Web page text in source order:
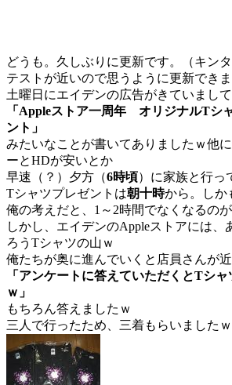
どうも。久しぶりに更新です。（キン
テストが近いので思うように更新でき
土曜日にエイデンの広告がきていまし
「Appleストア一周年 オリジナルTシ
ント」
みたいなことが書いてありましたｗ他
ーとHDが安いとか
早速（？）夕方（6時頃）に家族と行っ
Tシャツプレゼントは朝十時から。しか
俺の考えだと、1～2時間でなくなるの
しかし、エイデンのAppleストアには、
ろうTシャツの山ｗ
俺たちが奥に進んでいくと店員さんが
「アンケートに答えていただくとTシ
ｗ」
もちろん答えましたｗ
三人で行ったため、三着もらいましたｗ